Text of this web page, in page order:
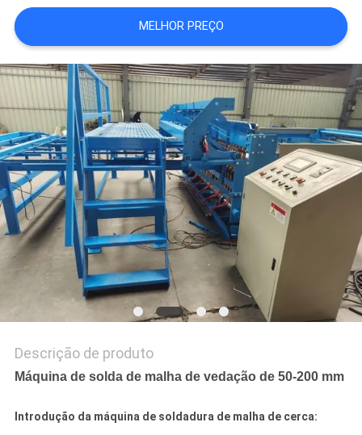
UMAS
CITAÇÕES
MAPA
DO
SITE
PRIVACY
POLICY
MELHOR PREÇO
Descrição de produto
Máquina de solda de malha de vedação de 50-200 mm
Introdução da máquina de soldadura de malha de cerca: